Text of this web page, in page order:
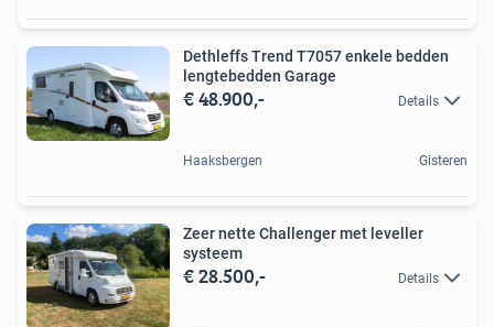
Dethleffs Trend T7057 enkele bedden
lengtebedden Garage
€ 48.900,- Details
Haaksbergen Gisteren
Zeer nette Challenger met leveller
systeem
€ 28.500,- Details